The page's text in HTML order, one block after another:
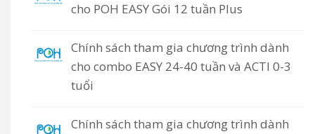
cho POH EASY Gói 12 tuần Plus
Chính sách tham gia chương trình dành
cho combo EASY 24-40 tuần và ACTI 0-3
tuổi
Chính sách tham gia chương trình dành